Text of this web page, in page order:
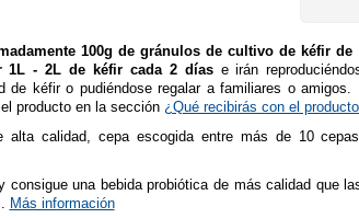
100g de gránulos de cultivo de kéfir
1L - 2L de kéfir cada 2 días e irán
de kéfir o pudiéndose regalar a familiares o amigos.
producto en la sección ¿Qué recibirás con el
alta calidad, cepa escogida entre más de 10
consigue una bebida probiótica de más calidad que
Más información